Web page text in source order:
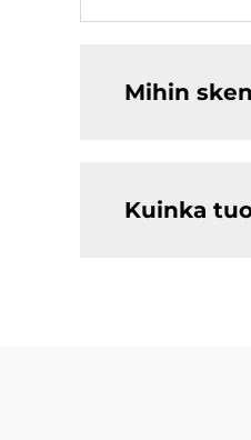
Mihin
Kuinka